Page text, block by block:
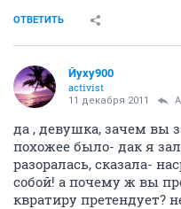
ОТВЕТИТЬ
Йуху900
activist
11 декабря 2011
да , девушка, зачем вы
похожее было- дак я
разоралась, сказала-
собой! а почему ж вы
квратиру претендует?